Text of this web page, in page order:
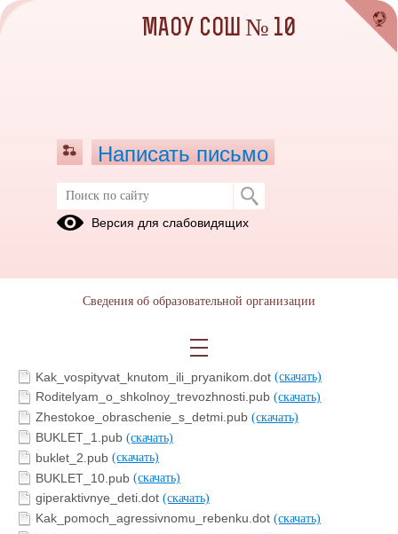
Родительское просвещение
(скачать)
Kak_pomoch_agressivnomu_rebenku.dot
Kak_vospityvat_knutom_ili_pryanikom.dot (скачать)
Roditelyam_o_shkolnoy_trevozhnosti.pub (скачать)
Zhestokoe_obraschenie_s_detmi.pub (скачать)
BUKLET_1.pub (скачать)
buklet_2.pub (скачать)
BUKLET_10.pub (скачать)
giperaktivnye_deti.dot (скачать)
Kak_pomoch_agressivnomu_rebenku.dot (скачать)
МАОУ СОШ № 10
Написать письмо
Версия для слабовидящих
Сведения об образовательной организации